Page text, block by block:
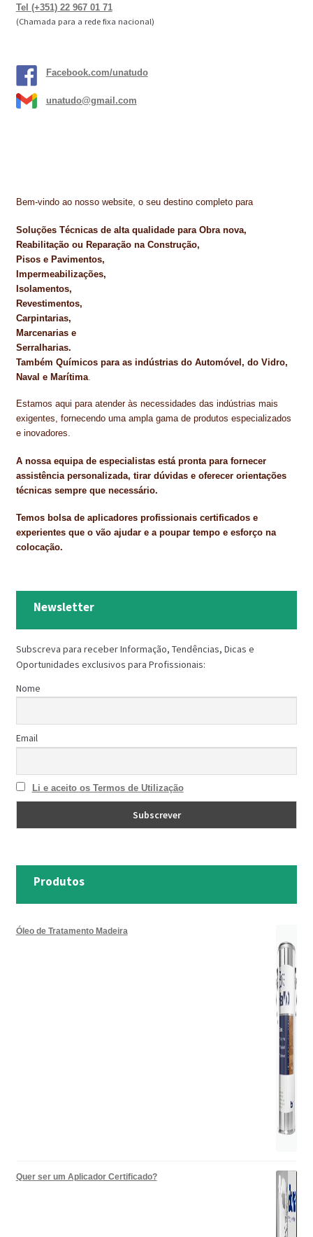
TRATAMENTO DECKS
Tel (+351) 22 967 01 71
(Chamada para a rede fixa nacional)
Facebook.com/unatudo
unatudo@gmail.com
Bem-vindo ao nosso website, o seu destino completo para
Soluções Técnicas de alta qualidade para Obra nova,
Reabilitação ou Reparação na Construção,
Pisos e Pavimentos,
Impermeabilizações,
Isolamentos,
Revestimentos,
Carpintarias,
Marcenarias e
Serralharias.
Também Químicos para as indústrias do Automóvel, do Vidro,
Naval e Marítima.
Estamos aqui para atender às necessidades das indústrias mais
exigentes, fornecendo uma ampla gama de produtos especializados
e inovadores.
A nossa equipa de especialistas está pronta para fornecer
assistência personalizada, tirar dúvidas e oferecer orientações
técnicas sempre que necessário.
Temos bolsa de aplicadores profissionais certificados e
experientes que o vão ajudar e a poupar tempo e esforço na
colocação.
Newsletter
Subscreva para receber Informação, Tendências, Dicas e
Oportunidades exclusivos para Profissionais:
Nome
Email
Li e aceito os Termos de Utilização
Produtos
Óleo de Tratamento Madeira
Quer ser um Aplicador Certificado?